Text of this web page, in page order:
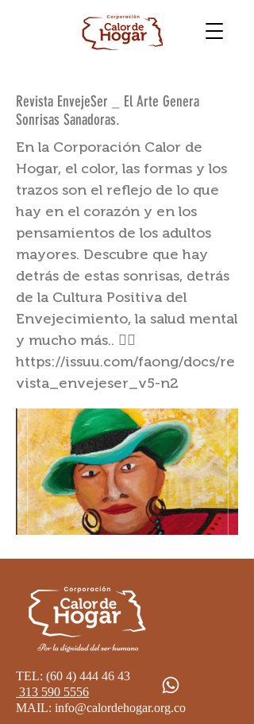
Revista EnvejeSer _ El Arte Genera
Sonrisas Sanadoras.
En la Corporación Calor de
Hogar, el color, las formas y los
trazos son el reflejo de lo que
hay en el corazón y en los
pensamientos de los adultos
mayores. Descubre que hay
detrás de estas sonrisas, detrás
de la Cultura Positiva del
Envejecimiento, la salud mental
y mucho más.. 👉🏽
https://issuu.com/faong/docs/re
vista_envejeser_v5-n2
TEL: (60 4) 444 46 43
313 590 5556
MAIL: info@calordehogar.org.co